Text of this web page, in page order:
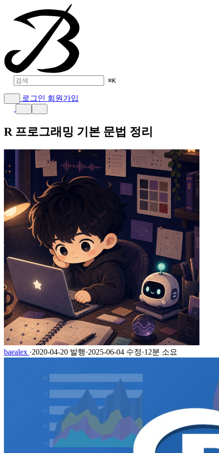
⌘K
로그인 회원가입
R 프로그래밍 기본 문법 정리
baealex ·2020-04-20 발행·2025-06-04 수정·12분 소요